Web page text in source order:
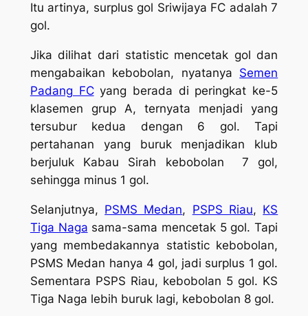
Itu artinya, surplus gol Sriwijaya FC adalah 7
gol.
Jika dilihat dari statistic mencetak gol dan
mengabaikan kebobolan, nyatanya Semen
Padang FCyang berada di peringkat ke-5
klasemen grup A, ternyata menjadi yang
tersubur kedua dengan 6 gol. Tapi
pertahanan yang buruk menjadikan klub
berjuluk Kabau Sirah kebobolan 7 gol,
sehingga minus 1 gol.
Selanjutnya, PSMS Medan, PSPS Riau, KS
Tiga Naga sama-sama mencetak 5 gol. Tapi
yang membedakannya statistic kebobolan,
PSMS Medan hanya 4 gol, jadi surplus 1 gol.
Sementara PSPS Riau, kebobolan 5 gol. KS
Tiga Naga lebih buruk lagi, kebobolan 8 gol.